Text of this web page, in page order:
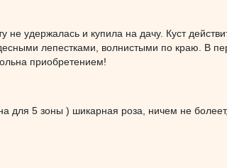
удержалась и купила на дачу. Куст
лепестками, волнистыми по краю. В
приобретением!
для 5 зоны ) шикарная роза, ничем не